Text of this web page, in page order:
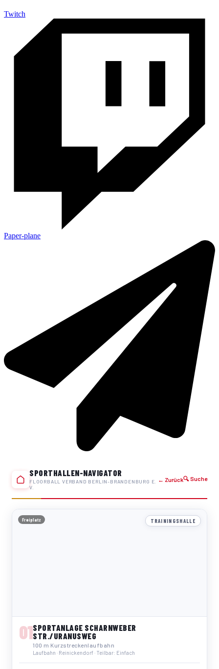
Twitch
Paper-plane
SPORTHALLEN-NAVIGATOR
FLOORBALL VERBAND BERLIN-BRANDENBURG E.
V.
← Zurück🔍 Suche
TRAININGSHALLE
Freiplatz
01SPORTANLAGE SCHARNWEBER
STR./URANUSWEG
100 m Kurzstreckenlaufbahn
Laufbahn · Reinickendorf · Teilbar: Einfach